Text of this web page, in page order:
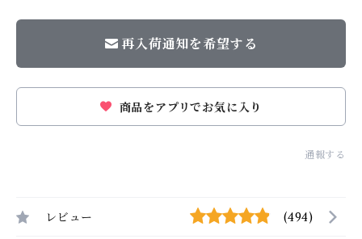
再入荷通知を希望する
商品をアプリでお気に入り
通報する
レビュー (494)